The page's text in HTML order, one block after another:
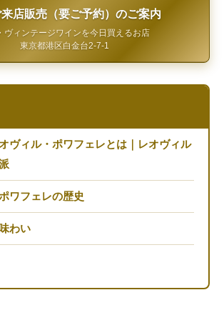
店販売（要ご予約）のご案内
ヴィンテージワインを今日買えるお店
東京都港区白金台2-7-1
ヴィル・ポワフェレとは｜レオヴィル
ワフェレの歴史
わい